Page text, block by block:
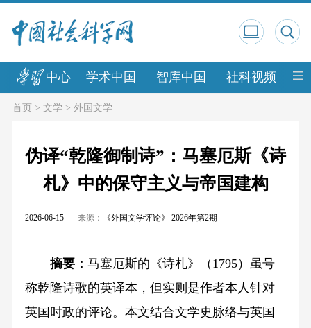
中心 学术中国 智库中国 社科视频 中
首页> 文学 > 外国文学
伪译“乾隆御制诗”：马塞厄斯《诗
札》中的保守主义与帝国建构
2026-06-15 来源： 《外国文学评论》 2026年第2期
摘要： 马塞厄斯的《诗札》（1795）虽号
称乾隆诗歌的英译本，但实则是作者本人针对
英国时政的评论。本文结合文学史脉络与英国